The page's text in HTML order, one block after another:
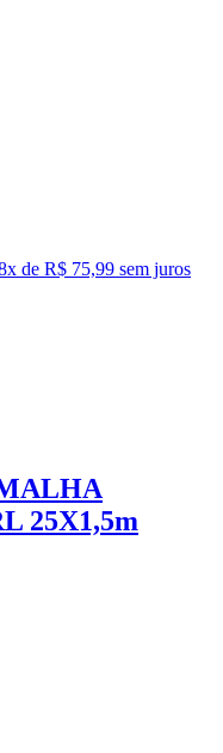
x de R$ 75,99 sem juros
25X1,5m